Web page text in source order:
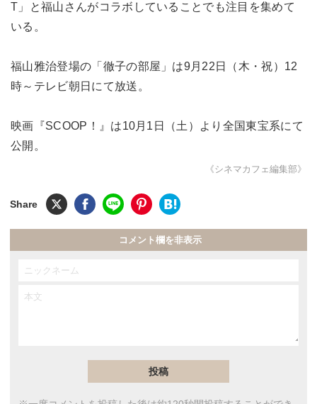
T」と福山さんがコラボしていることでも注目を集めて
いる。
福山雅治登場の「徹子の部屋」は9月22日（木・祝）12
時～テレビ朝日にて放送。
映画『SCOOP！』は10月1日（土）より全国東宝系にて
公開。
《シネマカフェ編集部》
コメント欄を非表示